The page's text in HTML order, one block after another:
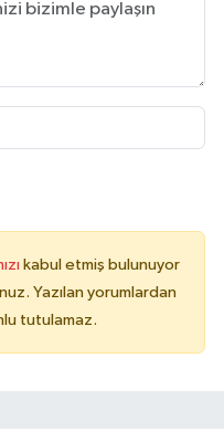
kabul etmiş bulunuyor
Yazılan yorumlardan
tutulamaz.